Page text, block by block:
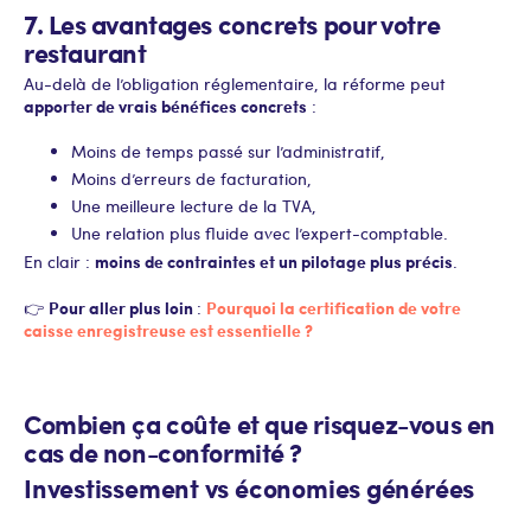
7. Les avantages concrets pour votre
restaurant
Au-delà de l’obligation réglementaire, la réforme peut
apporter de vrais bénéfices concrets :
Moins de temps passé sur l’administratif,
Moins d’erreurs de facturation,
Une meilleure lecture de la TVA,
Une relation plus fluide avec l’expert-comptable.
En clair : moins de contraintes et un pilotage plus précis.
👉 Pour aller plus loin : Pourquoi la certification de votre
caisse enregistreuse est essentielle ?
Combien ça coûte et que risquez-vous en
cas de non-conformité ?
Investissement vs économies générées